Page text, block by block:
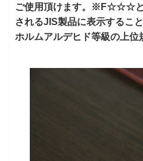
ご使用頂けます。※F☆☆☆と
されるJIS製品に表示するこ
ホルムアルデヒド等級の上位